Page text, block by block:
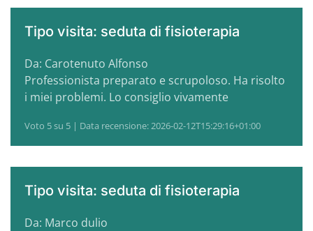
Tipo visita: seduta di fisioterapia
Da: Carotenuto Alfonso
Professionista preparato e scrupoloso. Ha risolto
i miei problemi. Lo consiglio vivamente
Voto 5 su 5 | Data recensione: 2026-02-12T15:29:16+01:00
Tipo visita: seduta di fisioterapia
Da: Marco dulio